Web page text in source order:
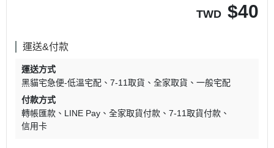
TWD $40
運送&付款
運送方式
黑貓宅急便-低溫宅配
7-11取貨 全家取貨
一般宅配
付款方式
轉帳匯款
LINE Pay 全家取貨付款
7-11取貨付款
信用卡